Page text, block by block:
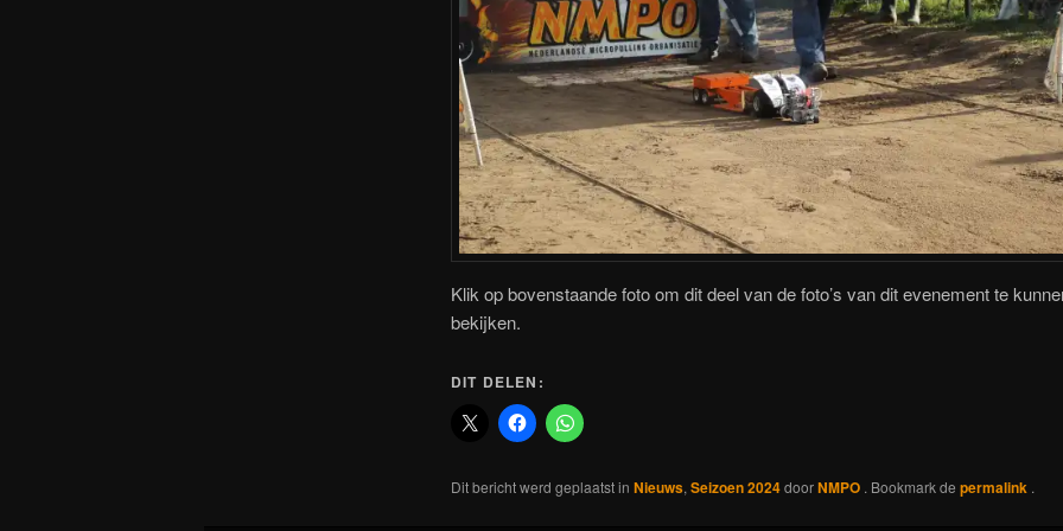
Klik op bovenstaande foto om dit deel van de foto’s van dit evenement te
bekijken.
DIT DELEN:
Dit bericht werd geplaatst in Nieuws, Seizoen 2024doorNMPO . Bookmark de permalink .